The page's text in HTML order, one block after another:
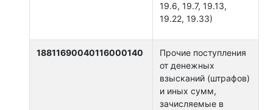
19.6, 19.7, 19.13,
19.22, 19.33)
18811690040116000140
Прочие поступления
от денежных
взысканий (штрафов)
и иных сумм,
зачисляемые в